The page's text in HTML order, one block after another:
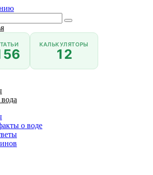
КАЛЬКУЛЯТОРЫ
12
о воде